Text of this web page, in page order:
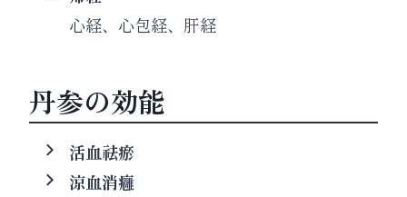
心経、心包経、肝経
丹参の効能
活血祛瘀
涼血消癰